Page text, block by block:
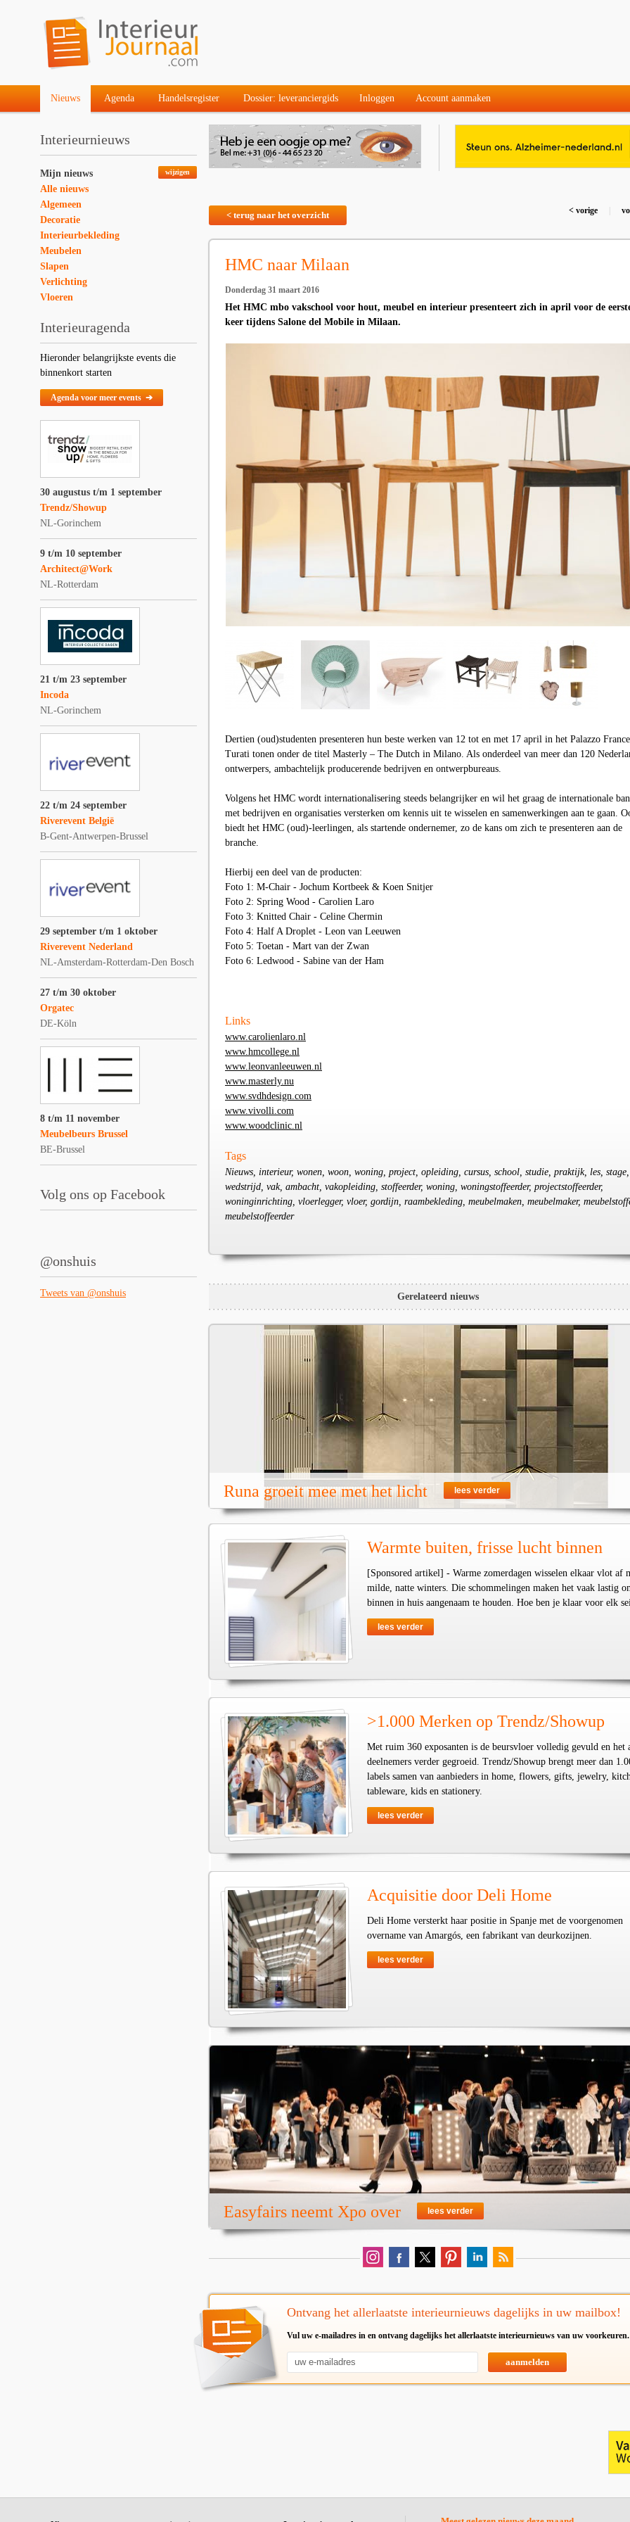
Nieuws Agenda Handelsregister Dossier: leveranciergids Inloggen Account aanmaken
Interieurnieuws
wijzigen
Mijn nieuws
Alle nieuws
Algemeen
Decoratie
Interieurbekleding
Meubelen
Slapen
Verlichting
Vloeren
Interieuragenda
Hieronder belangrijkste events die
binnenkort starten
Agenda voor meer events ➔
30 augustus t/m 1 september
Trendz/Showup
NL-Gorinchem
9 t/m 10 september
Architect@Work
NL-Rotterdam
21 t/m 23 september
Incoda
NL-Gorinchem
22 t/m 24 september
Riverevent België
B-Gent-Antwerpen-Brussel
29 september t/m 1 oktober
Riverevent Nederland
NL-Amsterdam-Rotterdam-Den Bosch
27 t/m 30 oktober
Orgatec
DE-Köln
8 t/m 11 november
Meubelbeurs Brussel
BE-Brussel
Volg ons op Facebook
@onshuis
Tweets van @onshuis
< terug naar het overzicht < vorige
HMC naar Milaan
Donderdag 31 maart 2016
Het HMC mbo vakschool voor hout, meubel en interieur presenteert zich in april voor de
keer tijdens Salone del Mobile in Milaan.
Dertien (oud)studenten presenteren hun beste werken van 12 tot en met 17 april in het Palazzo
Turati tonen onder de titel Masterly – The Dutch in Milano. Als onderdeel van meer dan 120
ontwerpers, ambachtelijk producerende bedrijven en ontwerpbureaus.
Volgens het HMC wordt internationalisering steeds belangrijker en wil het graag de internationale
met bedrijven en organisaties versterken om kennis uit te wisselen en samenwerkingen aan te gaan.
biedt het HMC (oud)-leerlingen, als startende ondernemer, zo de kans om zich te presenteren aan de
branche.
Hierbij een deel van de producten:
Foto 1: M-Chair - Jochum Kortbeek & Koen Snitjer
Foto 2: Spring Wood - Carolien Laro
Foto 3: Knitted Chair - Celine Chermin
Foto 4: Half A Droplet - Leon van Leeuwen
Foto 5: Toetan - Mart van der Zwan
Foto 6: Ledwood - Sabine van der Ham
Links
www.carolienlaro.nl
www.hmcollege.nl
www.leonvanleeuwen.nl
www.masterly.nu
www.svdhdesign.com
www.vivolli.com
www.woodclinic.nl
Tags
Nieuws, interieur, wonen, woon, woning, project, opleiding, cursus, school, studie, praktijk, les, stage,
wedstrijd, vak, ambacht, vakopleiding, stoffeerder, woning, woningstoffeerder, projectstoffeerder,
woninginrichting, vloerlegger, vloer, gordijn, raambekleding, meubelmaken, meubelmaker,
meubelstoffeerder
Gerelateerd nieuws
Runa groeit mee met het licht lees verder
Warmte buiten, frisse lucht binnen
[Sponsored artikel] - Warme zomerdagen wisselen elkaar vlot af
milde, natte winters. Die schommelingen maken het vaak lastig
binnen in huis aangenaam te houden. Hoe ben je klaar voor elk
lees verder
>1.000 Merken op Trendz/Showup
Met ruim 360 exposanten is de beursvloer volledig gevuld en het
deelnemers verder gegroeid. Trendz/Showup brengt meer dan
labels samen van aanbieders in home, flowers, gifts, jewelry,
tableware, kids en stationery.
lees verder
Acquisitie door Deli Home
Deli Home versterkt haar positie in Spanje met de voorgenomen
overname van Amargós, een fabrikant van deurkozijnen.
lees verder
Easyfairs neemt Xpo over lees verder
Ontvang het allerlaatste interieurnieuws dagelijks in uw mailbox!
Vul uw e-mailadres in en ontvang dagelijks het allerlaatste interieurnieuws van uw voorkeuren.
aanmelden